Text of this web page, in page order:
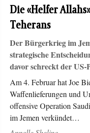
Die «Helfer
Teherans
Der Bürgerkrieg im
strategische
davor schreckt der
Am 4. Februar hat Joe
Waffenlieferungen und
offensive Operation
im Jemen verkündet…